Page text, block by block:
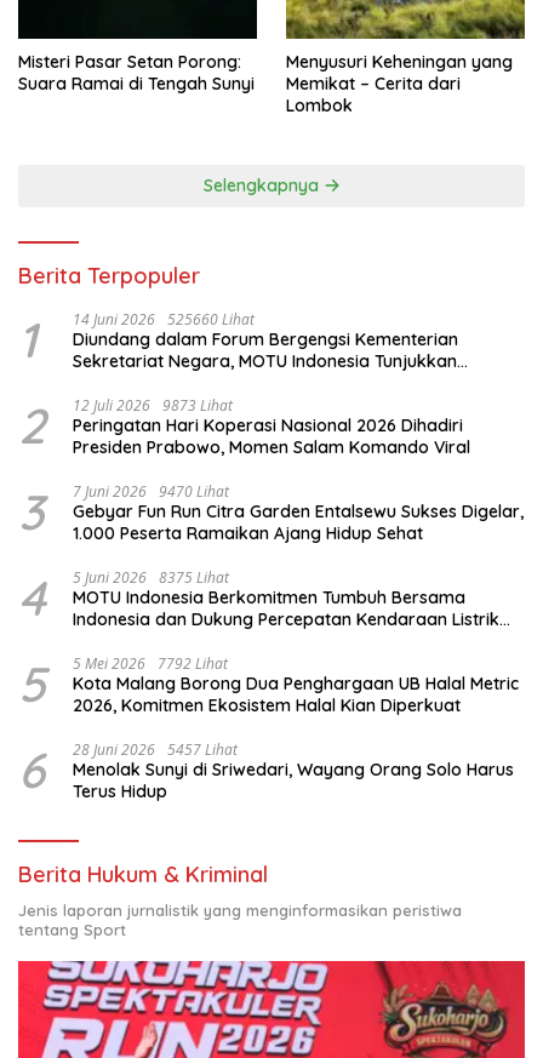
Misteri Pasar Setan Porong:
Suara Ramai di Tengah Sunyi
Menyusuri Keheningan yang
Memikat – Cerita dari
Lombok
Selengkapnya
Berita Terpopuler
1 14 Juni 2026 525660 Lihat
Diundang dalam Forum Bergengsi Kementerian
Sekretariat Negara, MOTU Indonesia Tunjukkan
2 12 Juli 2026 9873 Lihat
Peringatan Hari Koperasi Nasional 2026 Dihadiri
Presiden Prabowo, Momen Salam Komando Viral
3 7 Juni 2026 9470 Lihat
Gebyar Fun Run Citra Garden Entalsewu Sukses Digelar,
1.000 Peserta Ramaikan Ajang Hidup Sehat
4 5 Juni 2026 8375 Lihat
MOTU Indonesia Berkomitmen Tumbuh Bersama
Indonesia dan Dukung Percepatan Kendaraan Listrik
5 5 Mei 2026 7792 Lihat
Kota Malang Borong Dua Penghargaan UB Halal Metric
2026, Komitmen Ekosistem Halal Kian Diperkuat
6 28 Juni 2026 5457 Lihat
Menolak Sunyi di Sriwedari, Wayang Orang Solo Harus
Terus Hidup
Berita Hukum & Kriminal
Jenis laporan jurnalistik yang menginformasikan peristiwa
tentang Sport